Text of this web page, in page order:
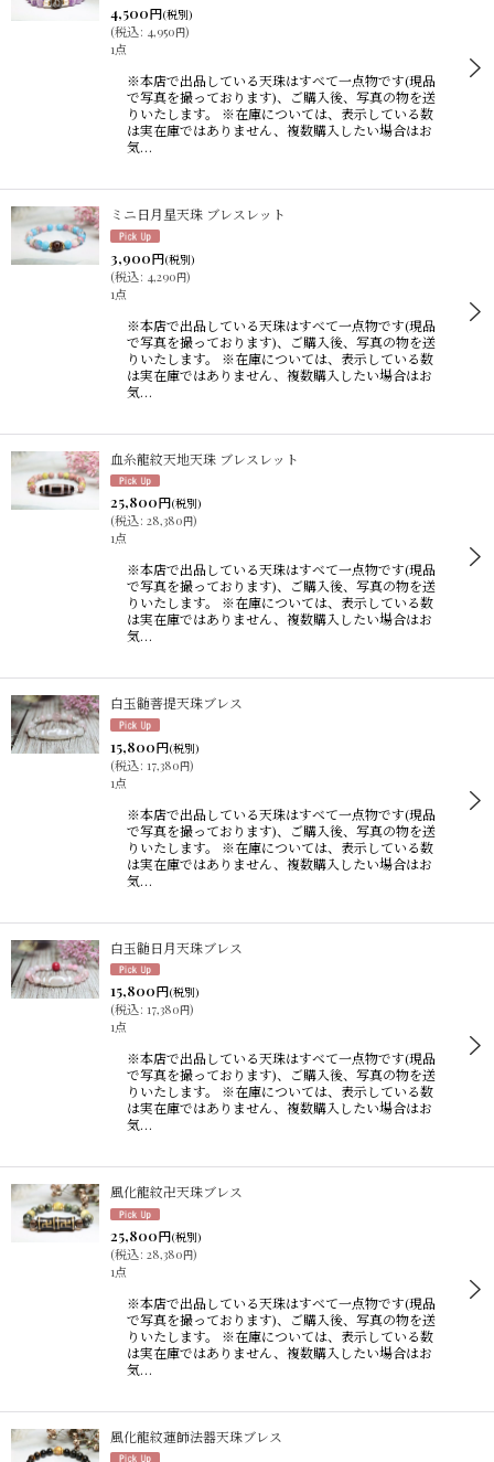
4,500円(税別)
(税込: 4,950円)
1点
※本店で出品している天珠はすべて一点物です(現品
で写真を撮っております)、ご購入後、写真の物を送
りいたします。 ※在庫については、表示している数
は実在庫ではありません、複数購入したい場合はお
気…
ミニ日月星天珠 ブレスレット
3,900円(税別)
(税込: 4,290円)
1点
※本店で出品している天珠はすべて一点物です(現品
で写真を撮っております)、ご購入後、写真の物を送
りいたします。 ※在庫については、表示している数
は実在庫ではありません、複数購入したい場合はお
気…
血糸龍紋天地天珠 ブレスレット
25,800円(税別)
(税込: 28,380円)
1点
※本店で出品している天珠はすべて一点物です(現品
で写真を撮っております)、ご購入後、写真の物を送
りいたします。 ※在庫については、表示している数
は実在庫ではありません、複数購入したい場合はお
気…
白玉髄菩提天珠ブレス
15,800円(税別)
(税込: 17,380円)
1点
※本店で出品している天珠はすべて一点物です(現品
で写真を撮っております)、ご購入後、写真の物を送
りいたします。 ※在庫については、表示している数
は実在庫ではありません、複数購入したい場合はお
気…
白玉髄日月天珠ブレス
15,800円(税別)
(税込: 17,380円)
1点
※本店で出品している天珠はすべて一点物です(現品
で写真を撮っております)、ご購入後、写真の物を送
りいたします。 ※在庫については、表示している数
は実在庫ではありません、複数購入したい場合はお
気…
風化龍紋卍天珠ブレス
25,800円(税別)
(税込: 28,380円)
1点
※本店で出品している天珠はすべて一点物です(現品
で写真を撮っております)、ご購入後、写真の物を送
りいたします。 ※在庫については、表示している数
は実在庫ではありません、複数購入したい場合はお
気…
風化龍紋蓮師法器天珠ブレス